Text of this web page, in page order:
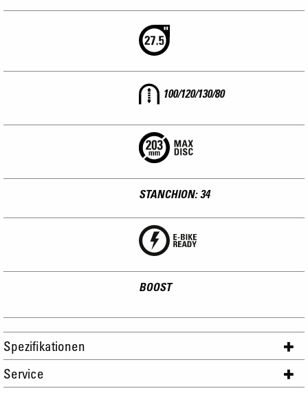
100/120/130/80
STANCHION: 34
BOOST
Spezifikationen
Service